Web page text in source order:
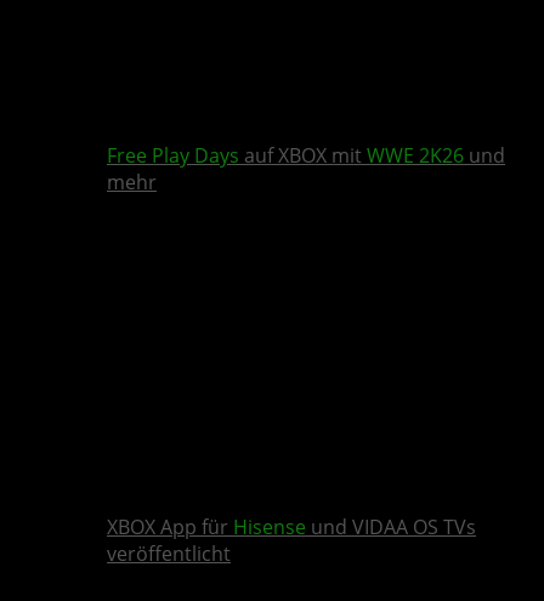
Free Play Days auf XBOX mit WWE 2K26 und
mehr
XBOX App für Hisense und VIDAA OS TVs
veröffentlicht